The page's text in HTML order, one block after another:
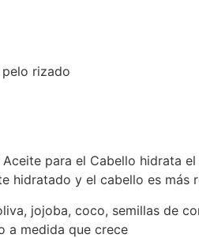
rizado
para el Cabello hidrata
hidratado y el cabello es más
jojoba, coco, semillas de
a medida que crece